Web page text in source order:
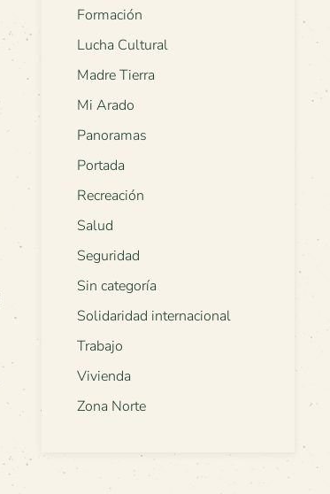
Formación
Lucha Cultural
Madre Tierra
Mi Arado
Panoramas
Portada
Recreación
Salud
Seguridad
Sin categoría
Solidaridad internacional
Trabajo
Vivienda
Zona Norte